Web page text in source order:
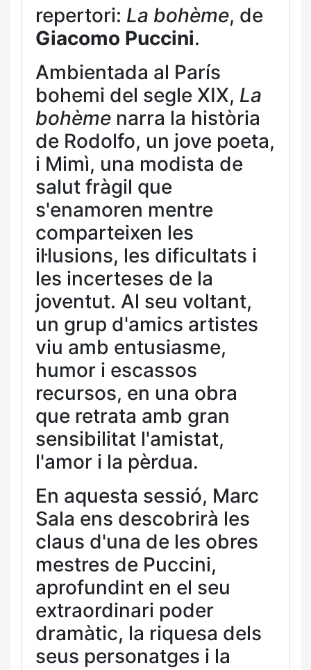
repertori: La bohème, de
Giacomo Puccini.
Ambientada al París
bohemi del segle XIX, La
bohème narra la història
de Rodolfo, un jove poeta,
i Mimì, una modista de
salut fràgil que
s'enamoren mentre
comparteixen les
il·lusions, les dificultats i
les incerteses de la
joventut. Al seu voltant,
un grup d'amics artistes
viu amb entusiasme,
humor i escassos
recursos, en una obra
que retrata amb gran
sensibilitat l'amistat,
l'amor i la pèrdua.
En aquesta sessió, Marc
Sala ens descobrirà les
claus d'una de les obres
mestres de Puccini,
aprofundint en el seu
extraordinari poder
dramàtic, la riquesa dels
seus personatges i la